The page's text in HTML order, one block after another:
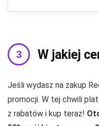
W jakiej
Jeśli wydasz na zakup
promocji. W tej chwili
z rabatów i kup teraz!